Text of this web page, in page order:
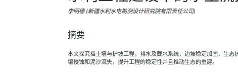
李明德 (新疆水利水电勘测设计研究院有限责任公司)
摘要
本文探究挡土墙与护坡工程，排水及截水系统，边坡稳定加固，生
壤侵蚀和泥沙流失，提升工程的稳定性并且推动生态的重建。